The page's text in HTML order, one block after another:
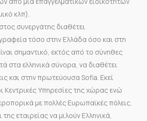
κλπ).
συνεργάτης διαθέτει
τόσο στην Ελλάδα όσο και στη
σημαντικό, εκτός από το σύνηθες
στα ελληνικά σύνορα, να διαθέτει
και στην πρωτεύουσα Sofia. Εκεί
Κεντρικές Υπηρεσίες της χώρας ενώ
με πολλές Ευρωπαϊκές πόλεις.
εταιρείας να μιλούν Ελληνικά,